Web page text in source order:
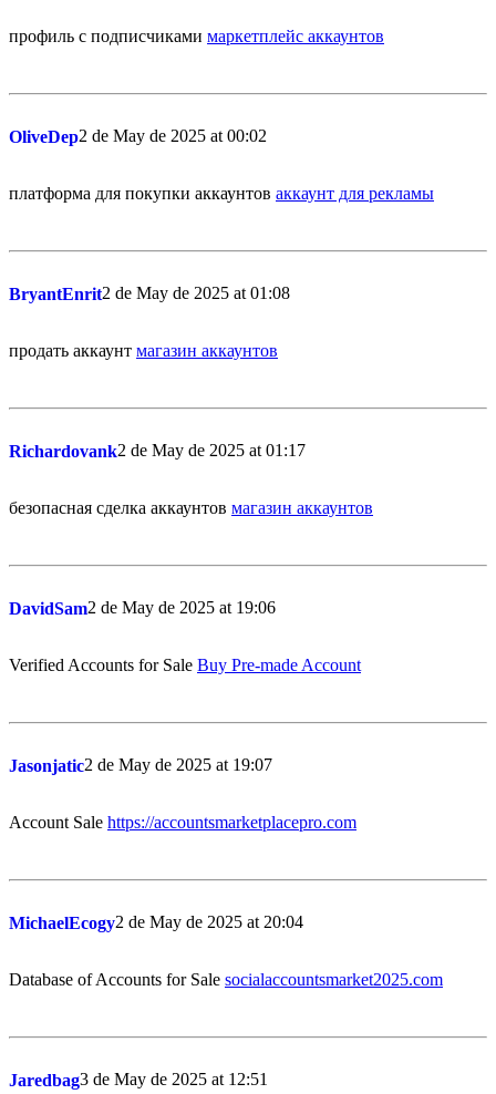
профиль с подписчиками маркетплейс аккаунтов
OliveDep2 de May de 2025 at 00:02
платформа для покупки аккаунтов аккаунт для рекламы
BryantEnrit2 de May de 2025 at 01:08
продать аккаунт магазин аккаунтов
Richardovank2 de May de 2025 at 01:17
безопасная сделка аккаунтов магазин аккаунтов
DavidSam2 de May de 2025 at 19:06
Verified Accounts for Sale Buy Pre-made Account
Jasonjatic2 de May de 2025 at 19:07
Account Sale https://accountsmarketplacepro.com
MichaelEcogy2 de May de 2025 at 20:04
Database of Accounts for Sale socialaccountsmarket2025.com
Jaredbag3 de May de 2025 at 12:51